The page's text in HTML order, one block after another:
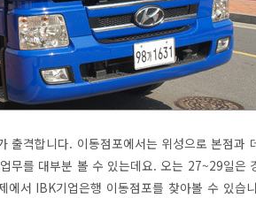
격합니다. 이동점포에서는 위성으로 본점과
무를 대부분 볼 수 있는데요. 오는 27~29일은
서 IBK기업은행 이동점포를 찾아볼 수 있습